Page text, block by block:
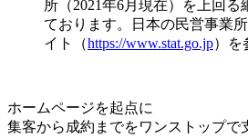
所（2021年6月現在）を上回
ております。日本の民営事業
イト（https://www.stat.go.jp）を
ホームページを起点に
集客から成約までをワンストップで